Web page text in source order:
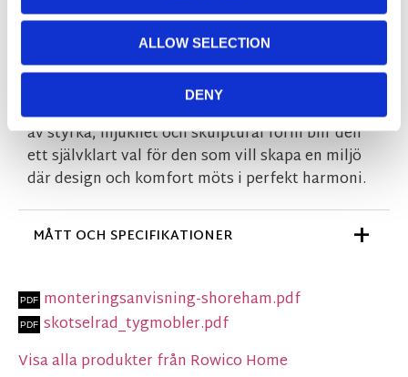
ALLOW SELECTION
DENY
välbalanserat uttryck.
Shoreham är mer än en sittmöbel, det är en
modern statement-stol som tillför rummet både
elegans och personlighet. Med sin kombination
av styrka, mjukhet och skulptural form blir den
ett självklart val för den som vill skapa en miljö
där design och komfort möts i perfekt harmoni.
MÅTT OCH SPECIFIKATIONER
monteringsanvisning-shoreham.pdf
skotselrad_tygmobler.pdf
Visa alla produkter från Rowico Home